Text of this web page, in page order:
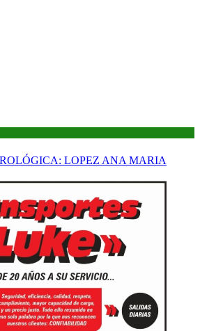
LOPEZ ANA MARIA